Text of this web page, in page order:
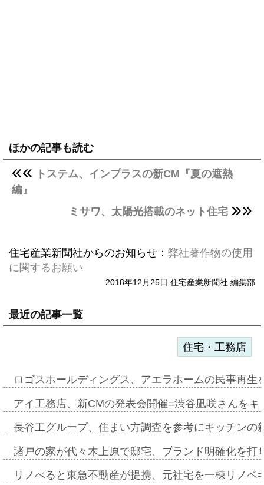
ほかの記事も読む
トステム、インプラスの新CM『夏の遮熱
編』
ミサワ、太陽光搭載のネット住宅
住宅産業新聞社からのお知らせ： 弊社著作物の使用
に関するお願い
2018年12月25日 住宅産業新聞社 編集部
最近の記事一覧
住宅・工務店
ロゴスホールディングス、アエラホームの民事再
アイ工務店、新CMの発表会開催=渋谷凪咲さんを
長谷工グループ、住まい方調査を参考にキッチン
諸戸の家が代々木上原で邸宅、ブランド明確化を
リノべると東急不動産が提携、元社宅を一棟リノ